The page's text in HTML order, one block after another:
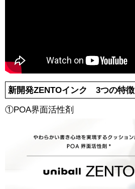
新開発ZENTOインク 3つの特徴
①POA界面活性剤